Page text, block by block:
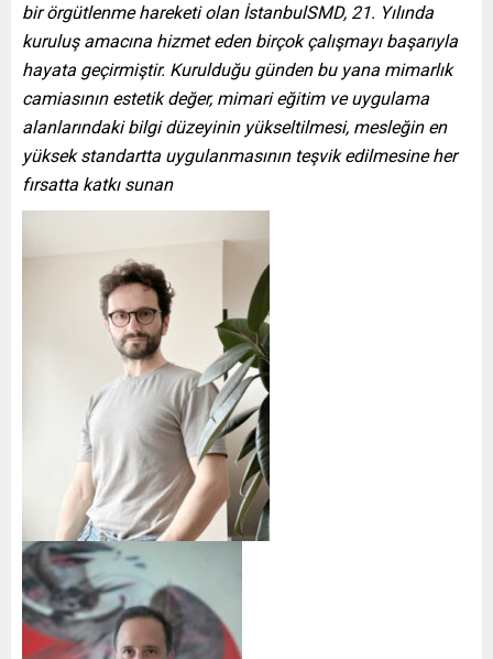
bir örgütlenme hareketi olan İstanbulSMD, 21. Yılında
kuruluş amacına hizmet eden birçok çalışmayı başarıyla
hayata geçirmiştir. Kurulduğu günden bu yana mimarlık
camiasının estetik değer, mimari eğitim ve uygulama
alanlarındaki bilgi düzeyinin yükseltilmesi, mesleğin en
yüksek standartta uygulanmasının teşvik edilmesine her
fırsatta katkı sunan